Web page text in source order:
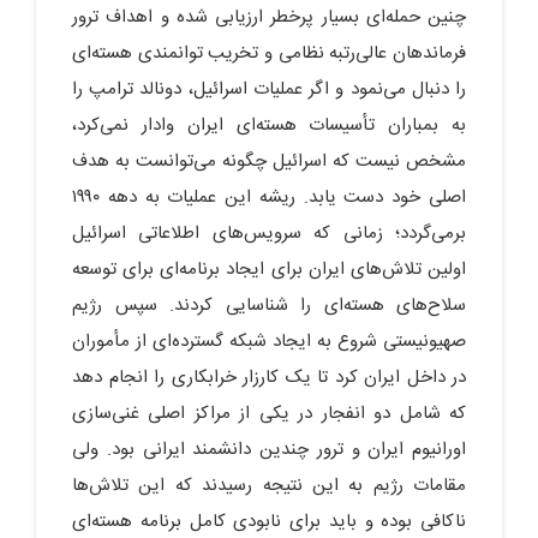
چنین حمله‌ای بسیار پرخطر ارزیابی شده و اهداف ترور
فرماندهان عالی‌رتبه نظامی و تخریب توانمندی هسته‌ای
را دنبال می‌نمود و اگر عملیات اسرائیل، دونالد ترامپ را
به بمباران تأسیسات هسته‌ای ایران وادار نمی‌کرد،
مشخص نیست که اسرائیل چگونه می‌توانست به هدف
اصلی خود دست یابد. ریشه این عملیات به دهه ۱۹۹۰
برمی‌گردد؛ زمانی که سرویس‌های اطلاعاتی اسرائیل
اولین تلاش‌های ایران برای ایجاد برنامه‌ای برای توسعه
سلاح‌های هسته‌ای را شناسایی کردند. سپس رژیم
صهیونیستی شروع به ایجاد شبکه گسترده‌ای از مأموران
در داخل ایران کرد تا یک کارزار خرابکاری را انجام دهد
که شامل دو انفجار در یکی از مراکز اصلی غنی‌سازی
اورانیوم ایران و ترور چندین دانشمند ایرانی بود. ولی
مقامات رژیم به این نتیجه رسیدند که این تلاش‌ها
ناکافی بوده و باید برای نابودی کامل برنامه هسته‌ای